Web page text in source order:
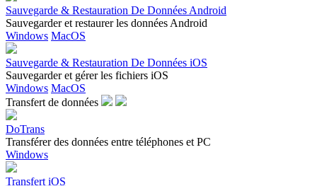
Sauvegarde & Restauration De Données Android
Sauvegarder et restaurer les données Android
Windows MacOS
Sauvegarde & Restauration De Données iOS
Sauvegarder et gérer les fichiers iOS
Windows MacOS
Transfert de données
DoTrans
Transférer des données entre téléphones et PC
Windows
Transfert iOS